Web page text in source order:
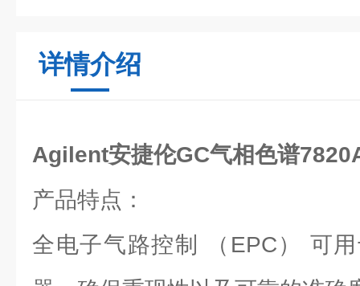
详情介绍
Agilent安捷伦GC气相色谱
产品特点：
全电子气路控制 （EPC） 可